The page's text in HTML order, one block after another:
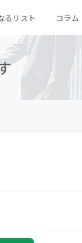
るリスト コラム